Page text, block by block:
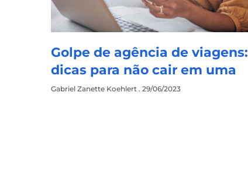
Golpe de agência de viagens:
dicas para não cair em uma
Gabriel Zanette Koehlert 29/06/2023